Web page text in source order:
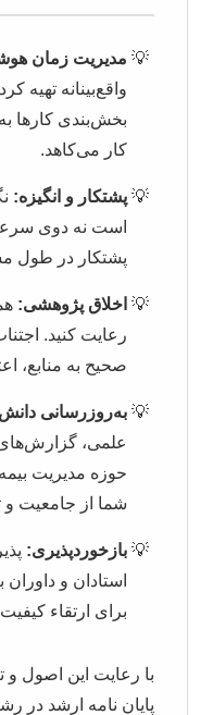
مدیریت زمان
واقع‌بینانه تهیه
بخش‌بندی کارها
کار می‌کاهد.
پشتکار و انگیزه:
است نه دوی
پشتکار در طول
اخلاق پژوهشی:
رعایت کنید.
صحیح به منابع،
به‌روزرسانی
علمی، گزارش‌های
حوزه مدیریت بیمه
شما از جامعیت و
بازخوردپذیری:
استادان و
برای ارتقاء
با رعایت این اصول و
پایان نامه ارشد در